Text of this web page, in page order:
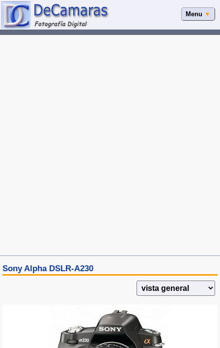
Menu ▼
Sony Alpha DSLR-A230